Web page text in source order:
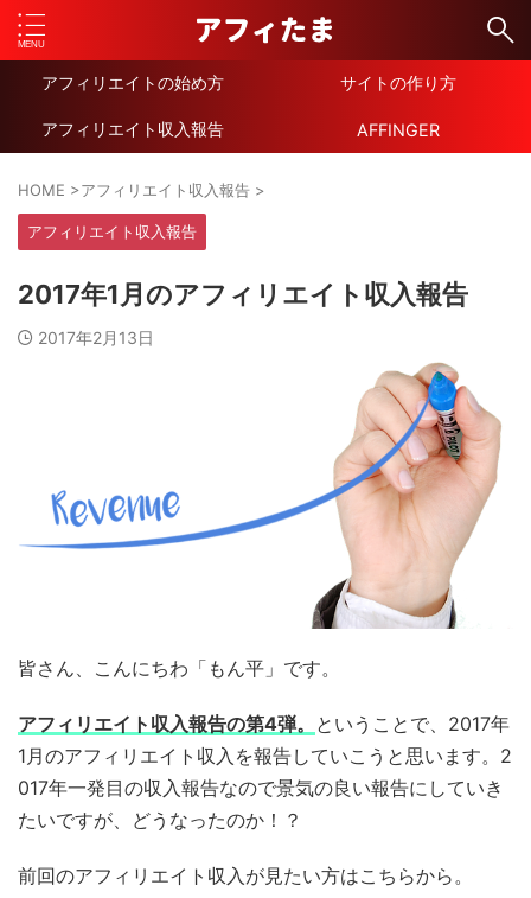
アフィリエイトの始め方 サイトの作り方
アフィリエイト収入報告 AFFINGER
HOME >アフィリエイト収入報告 >
アフィリエイト収入報告
2017年1月のアフィリエイト収入報告
2017年2月13日
皆さん、こんにちわ「もん平」です。
アフィリエイト収入報告の第4弾。 ということで、2017年
1月のアフィリエイト収入を報告していこうと思います。2
017年一発目の収入報告なので景気の良い報告にしていき
たいですが、どうなったのか！？
前回のアフィリエイト収入が見たい方はこちらから。